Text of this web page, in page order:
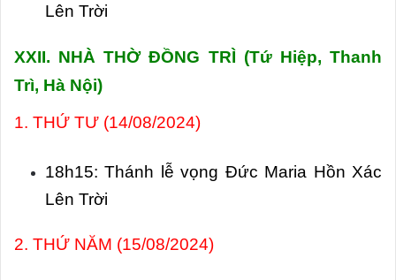
Lên Trời
XXII. NHÀ THỜ ĐỒNG TRÌ (Tứ Hiệp, Thanh
Trì, Hà Nội)
1. THỨ TƯ (14/08/2024)
18h15: Thánh lễ vọng Đức Maria Hồn Xác
Lên Trời
2. THỨ NĂM (15/08/2024)